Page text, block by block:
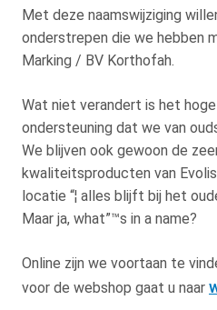
Met deze naamswijziging
onderstrepen die we hebben
Marking / BV Korthofah.
Wat niet verandert is het
ondersteuning dat we van
We blijven ook gewoon de
kwaliteitsproducten van
locatie “¦ alles blijft bij het
Maar ja, what”™s in a name?
Online zijn we voortaan te
voor de webshop gaat u naar